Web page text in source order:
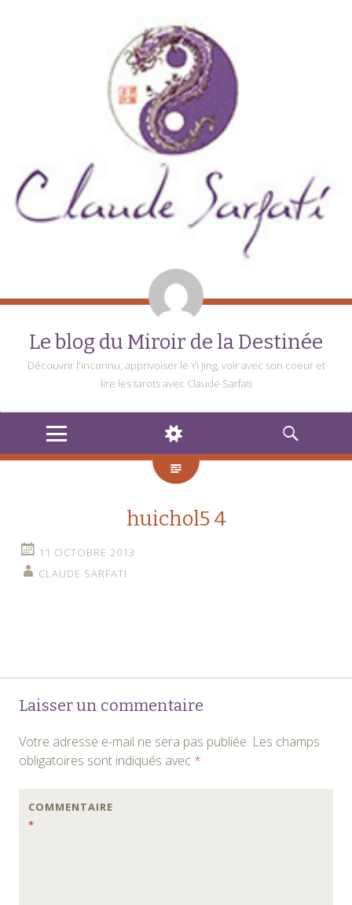
Le blog du Miroir de la Destinée
Découvrir l'inconnu, apprivoiser le Yi Jing, voir avec son coeur et
lire les tarots avec Claude Sarfati
MENU
WIDGETS
RECHERCHE
huichol5 4
11 OCTOBRE 2013
CLAUDE SARFATI
Navigation
des
articles
Laisser un commentaire
Votre adresse e-mail ne sera pas publiée. Les champs
obligatoires sont indiqués avec *
COMMENTAIRE
*